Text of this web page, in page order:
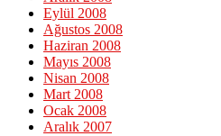
Eylül 2008
Ağustos 2008
Haziran 2008
Mayıs 2008
Nisan 2008
Mart 2008
Ocak 2008
Aralık 2007